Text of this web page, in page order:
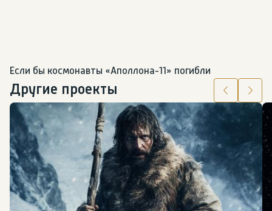
Если бы космонавты «Аполлона-11» погибли
Другие проекты